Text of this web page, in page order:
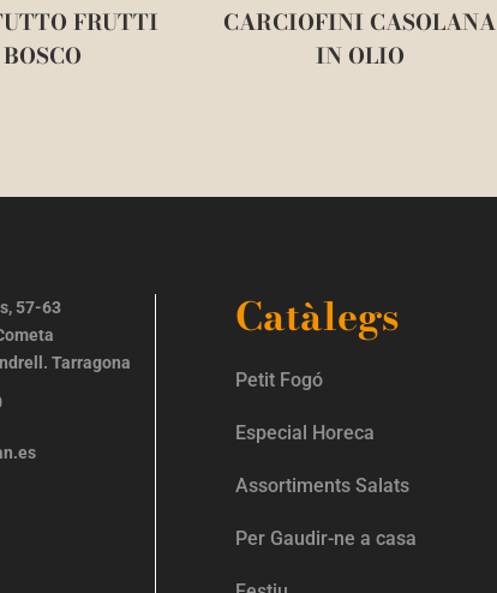
FRUTTI
CARCIOFINI CASOLANA
IN OLIO
57-63
Tarragona
Catàlegs
Petit Fogó
Especial Horeca
Assortiments Salats
Per Gaudir-ne a casa